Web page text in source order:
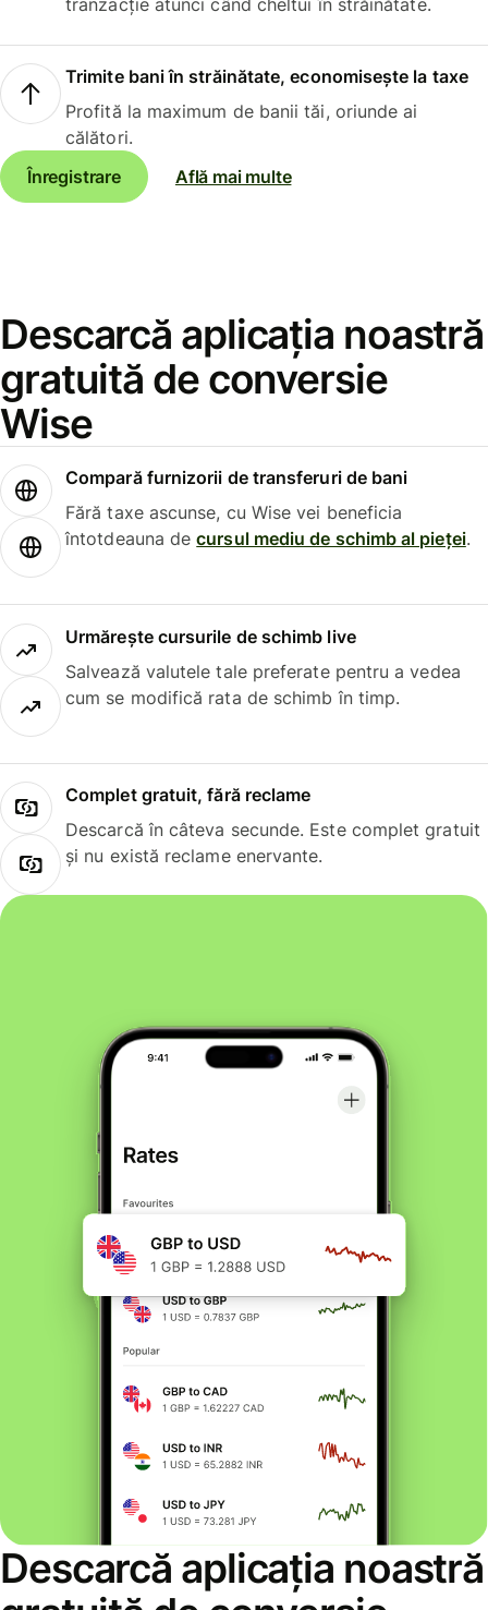
tranzacție atunci când cheltui în străinătate.
Trimite bani în străinătate, economisește la taxe
Profită la maximum de banii tăi, oriunde ai
călători.
Înregistrare
Află mai multe
Descarcă aplicația noastră
gratuită de conversie
Wise
Compară furnizorii de transferuri de bani
Fără taxe ascunse, cu Wise vei beneficia
întotdeauna decursul mediu de schimb al pieței.
Urmărește cursurile de schimb live
Salvează valutele tale preferate pentru a vedea
cum se modifică rata de schimb în timp.
Complet gratuit, fără reclame
Descarcă în câteva secunde. Este complet gratuit
și nu există reclame enervante.
Descarcă aplicația noastră